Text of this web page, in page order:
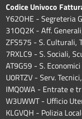
Codice Univoco
Y62OHE - Segreteria
31OQ2K - Aff.
ZFS575 - S. Culturali,
7RXLC9 - S. Sociali,
AT9G59 - S.
U0RTZV - Serv.
IMQ0WA - Entrate e
W3UWWT - Ufficio
KLGVQH - Polizia